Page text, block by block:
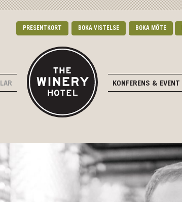
PRESENTKORT BOKA VISTELSE BOKA MÖTE
KONFERENS & EVENT